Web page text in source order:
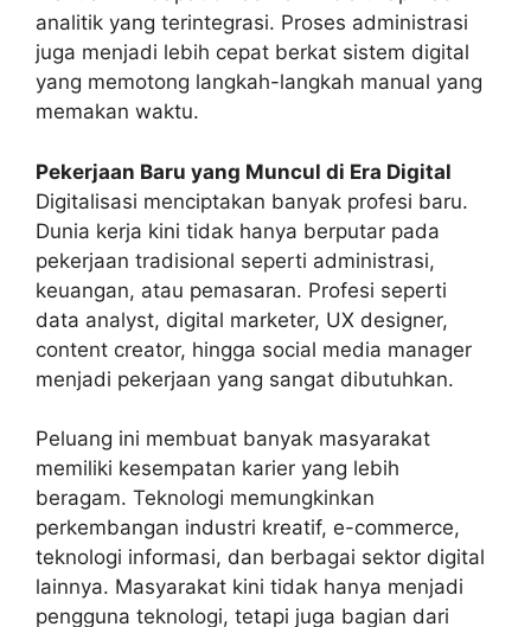
analitik yang terintegrasi. Proses administrasi
juga menjadi lebih cepat berkat sistem digital
yang memotong langkah-langkah manual yang
memakan waktu.
Pekerjaan Baru yang Muncul di Era Digital
Digitalisasi menciptakan banyak profesi baru.
Dunia kerja kini tidak hanya berputar pada
pekerjaan tradisional seperti administrasi,
keuangan, atau pemasaran. Profesi seperti
data analyst, digital marketer, UX designer,
content creator, hingga social media manager
menjadi pekerjaan yang sangat dibutuhkan.
Peluang ini membuat banyak masyarakat
memiliki kesempatan karier yang lebih
beragam. Teknologi memungkinkan
perkembangan industri kreatif, e-commerce,
teknologi informasi, dan berbagai sektor digital
lainnya. Masyarakat kini tidak hanya menjadi
pengguna teknologi, tetapi juga bagian dari